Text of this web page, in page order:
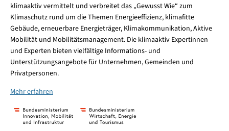
klimaaktiv vermittelt und verbreitet das „Gewusst Wie“ zum
Klimaschutz rund um die Themen Energieeffizienz, klimafitte
Gebäude, erneuerbare Energieträger, Klimakommunikation, Aktive
Mobilität und Mobilitätsmanagement. Die klimaaktiv Expertinnen
und Experten bieten vielfältige Informations- und
Unterstützungsangebote für Unternehmen, Gemeinden und
Privatpersonen.
Mehr erfahren